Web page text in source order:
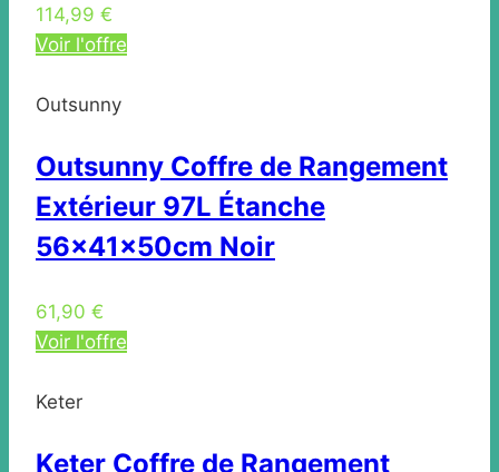
114,99 €
Voir l'offre
Outsunny
Outsunny Coffre de Rangement
Extérieur 97L Étanche
56x41x50cm Noir
61,90 €
Voir l'offre
Keter
Keter Coffre de Rangement